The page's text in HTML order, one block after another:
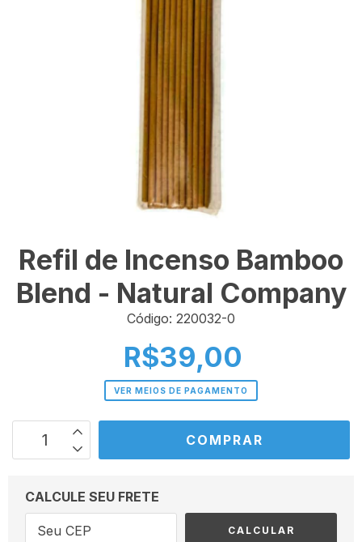
Refil de Incenso Bamboo
Blend - Natural Company
Código: 220032-0
R$39,00
VER MEIOS DE PAGAMENTO
CALCULE SEU FRETE
CALCULAR